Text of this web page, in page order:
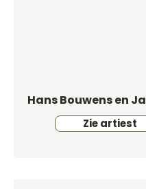
Hans Bouwens en
Zie artiest